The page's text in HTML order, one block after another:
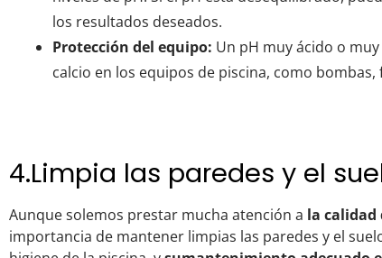
los resultados deseados.
Protección del equipo: Un pH muy ácido o
calcio en los equipos de piscina, como
4.Limpia las paredes y el
Aunque solemos prestar mucha atención a la calidad
importancia de mantener limpias las paredes y el